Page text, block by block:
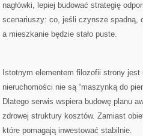
nagłówki, lepiej budować strategię
scenariuszy: co, jeśli czynsze spadną,
a mieszkanie będzie stało puste.
Istotnym elementem filozofii strony
nieruchomości nie są “maszynką do
Dlatego serwis wspiera budowę planu
zdrowej struktury kosztów. Zamiast
które pomagają inwestować stabilnie.